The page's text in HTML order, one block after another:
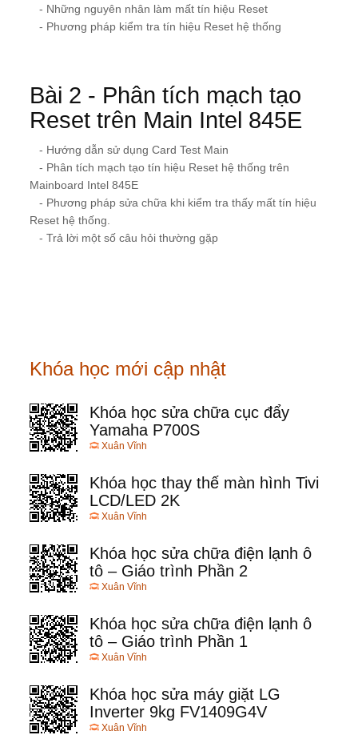
- Những nguyên nhân làm mất tín hiệu Reset
- Phương pháp kiểm tra tín hiệu Reset hệ thống
Bài 2 - Phân tích mạch tạo
Reset trên Main Intel 845E
- Hướng dẫn sử dụng Card Test Main
- Phân tích mạch tạo tín hiệu Reset hệ thống trên
Mainboard Intel 845E
- Phương pháp sửa chữa khi kiểm tra thấy mất tín hiệu
Reset hệ thống.
- Trả lời một số câu hỏi thường gặp
Khóa học mới cập nhật
Khóa học sửa chữa cục đẩy
Yamaha P700S
Xuân Vĩnh
Khóa học thay thế màn hình Tivi
LCD/LED 2K
Xuân Vĩnh
Khóa học sửa chữa điện lạnh ô
tô – Giáo trình Phần 2
Xuân Vĩnh
Khóa học sửa chữa điện lạnh ô
tô – Giáo trình Phần 1
Xuân Vĩnh
Khóa học sửa máy giặt LG
Inverter 9kg FV1409G4V
Xuân Vĩnh